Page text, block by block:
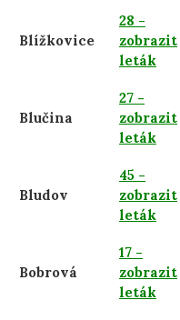
Blížkovice
28 -
zobrazit
leták
Blučina
27 -
zobrazit
leták
Bludov
45 -
zobrazit
leták
Bobrová
17 -
zobrazit
leták